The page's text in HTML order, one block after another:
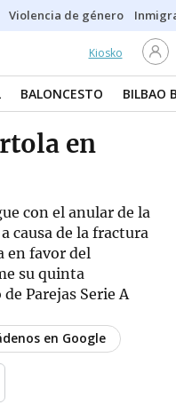
Violencia de género
Kiosko
BALONCESTO BILBAO
en
con el anular de la
causa de la fractura
en favor del
su quinta
Parejas Serie A
en Google